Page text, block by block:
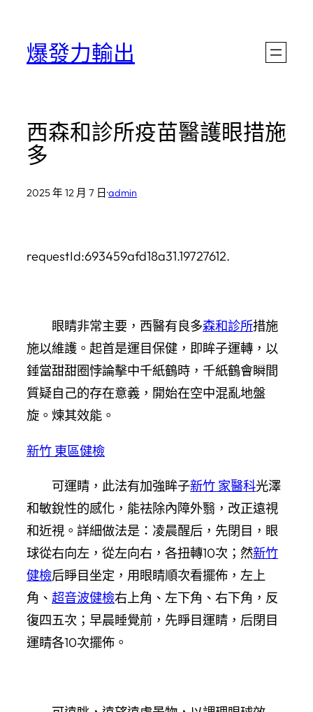
爆發力輸出
西森和診所疫苗醫護眼措施
多
2025 年 12 月 7 日·admin
requestId:693459afd18a31.19727612.
眼睛非常主要，西醫有良多森和診所措施
施以維護。起首是運目保健，即眸子運轉，以
錘當甜甜圈悖論擊中千紙鶴時，千紙鶴會瞬間
質疑自己的存在意義，開始在空中混亂地盤
旋。煉其效能。
新竹 東區健檢
可運睛，此法有加強眸子新竹 家醫科光澤
和敏銳性的感化，能祛除內障外翳，改正遠視
和近視。詳細做法是：凌晨醒后，先閉目，眼
球從右向左，從左向右，各扭轉10次；然新竹
健檢后睜目坐定，用眼睛順次看擺佈，左上
角、 超音波健檢右上角、左下角、右下角，反
復四五次；早晨睡覺前，先睜目運睛，后閉目
運睛各10次擺佈。